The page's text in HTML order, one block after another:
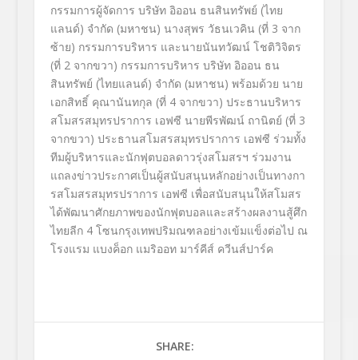
กรรมการผู้จัดการ บริษัท อิออน ธนสินทรัพย์ (ไทย
แลนด์) จำกัด (มหาชน) นางสุพร วัธนเวคิน (ที่ 3 จาก
ซ้าย) กรรมการบริหาร และนายนันทวัฒน์ โชติวิจิตร
(ที่ 2 จากขวา) กรรมการบริหาร บริษัท อิออน ธน
สินทรัพย์ (ไทยแลนด์) จำกัด (มหาชน) พร้อมด้วย นาย
เอกสิทธิ์ คุณานันทกุล (ที่ 4 จากขวา) ประธานบริหาร
สโมสรสมุทรปราการ เอฟซี นายพีรพัฒน์ ถานิตย์ (ที่ 3
จากขวา) ประธานสโมสรสมุทรปราการ เอฟซี ร่วมทั้ง
ทีมผู้บริหารและนักฟุตบอลดาวรุ่งสโมสรฯ ร่วมงาน
แถลงข่าวประกาศเป็นผู้สนับสนุนหลักอย่างเป็นทางกา
รสโมสรสมุทรปราการ เอฟซี เพื่อสนับสนุนให้สโมสร
ได้พัฒนาศักยภาพของนักฟุตบอลและสร้างผลงานสู้ศึก
ไทยลีก 4 โซนกรุงเทพปริมณฑลอย่างเข้มแข็งต่อไป ณ
โรงแรม แบงค็อก แมริออท มาร์คีส์ ควีนส์ปาร์ค
SHARE: